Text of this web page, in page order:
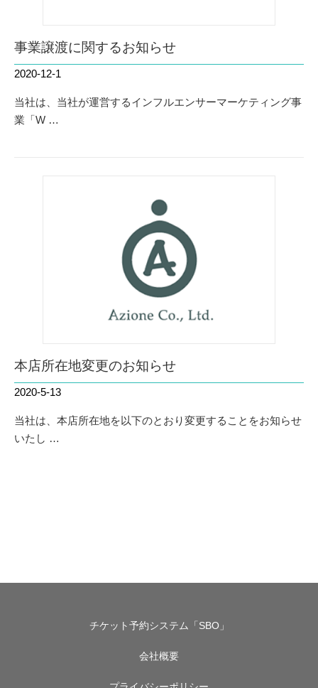
事業譲渡に関するお知らせ
2020-12-1
当社は、当社が運営するインフルエンサーマーケティング事
業「W …
本店所在地変更のお知らせ
2020-5-13
当社は、本店所在地を以下のとおり変更することをお知らせ
いたし …
チケット予約システム「SBO」
会社概要